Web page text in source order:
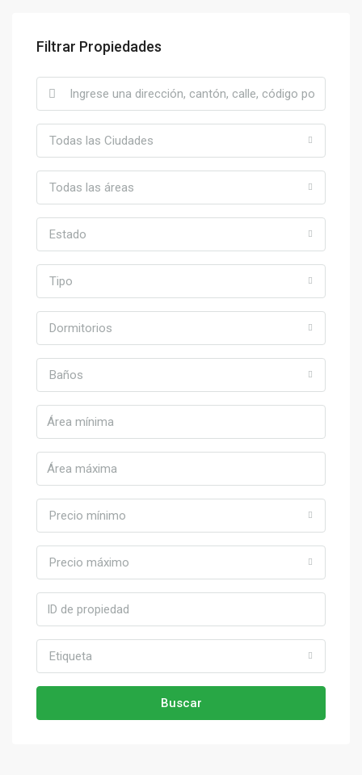
Filtrar Propiedades
Todas las Ciudades
Todas las áreas
Estado
Tipo
Dormitorios
Baños
Precio mínimo
Precio máximo
Etiqueta
Buscar